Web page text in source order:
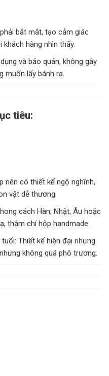
bắt mắt, tạo cảm giác
hàng nhìn thấy.
và bảo quản, không gây
muốn lấy bánh ra.
tiêu:
nên có thiết kế ngộ nghĩnh,
vật dễ thương.
cách Hàn, Nhật, Âu hoặc
thậm chí hộp handmade.
Thiết kế hiện đại nhưng
không quá phô trương.